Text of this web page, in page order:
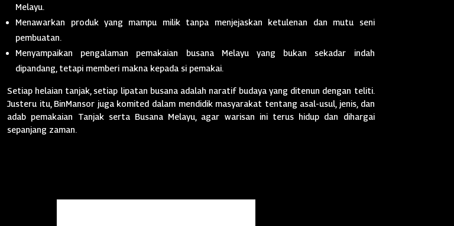
Melayu.
Menawarkan produk yang mampu milik tanpa menjejaskan ketulenan dan mutu seni
pembuatan.
Menyampaikan pengalaman pemakaian busana Melayu yang bukan sekadar indah
dipandang, tetapi memberi makna kepada si pemakai.
Setiap helaian tanjak, setiap lipatan busana adalah naratif budaya yang ditenun dengan teliti.
Justeru itu, BinMansor juga komited dalam mendidik masyarakat tentang asal-usul, jenis, dan
adab pemakaian Tanjak serta Busana Melayu, agar warisan ini terus hidup dan dihargai
sepanjang zaman.